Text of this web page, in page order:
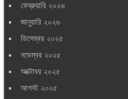
ফেব্রুয়ারি ২০২৬
জানুয়ারি ২০২৬
ডিসেম্বর ২০২৫
নভেম্বর ২০২৫
অক্টোবর ২০২৫
আগস্ট ২০২৫